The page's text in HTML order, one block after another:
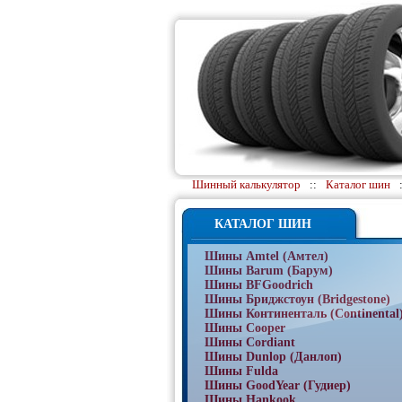
Шинный калькулятор :: Каталог шин
КАТАЛОГ ШИН
Шины Amtel (Амтел)
Шины Barum (Барум)
Шины BFGoodrich
Шины Бриджстоун (Bridgestone)
Шины Континенталь
Шины Cooper
Шины Cordiant
Шины Dunlop (Данлоп)
Шины Fulda
Шины GoodYear (Гудиер)